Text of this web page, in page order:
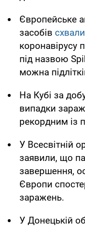
Європейське
засобів
коронавірусу
під назвою
можна
На Кубі за
випадки
рекордним із
У Всесвітній
заявили, що
завершення,
Європи
заражень.
У Донецькій